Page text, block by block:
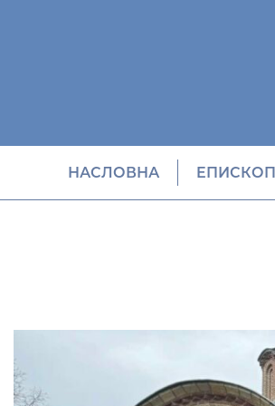
НАСЛОВНА EПИСКОП